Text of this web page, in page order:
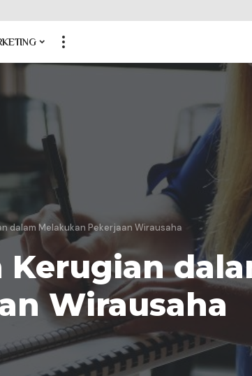
dalam Melakukan Pekerjaan Wirausaha
Kerugian
Wirausaha